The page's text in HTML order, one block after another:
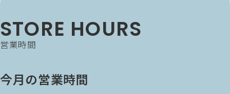
STORE HOURS
営業時間
今月の営業時間